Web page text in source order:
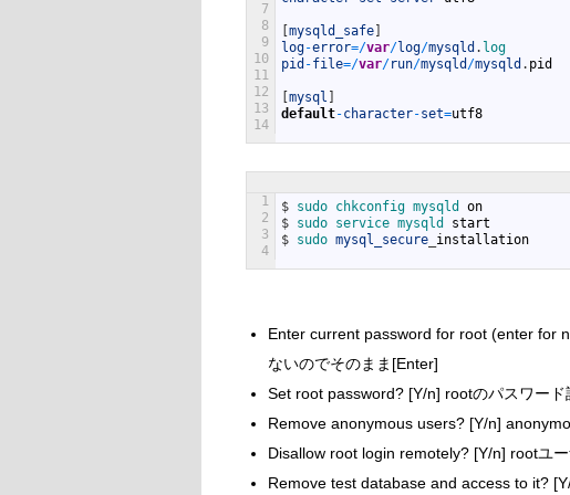
7
8
9
10
11
12
13
14
mysqld_safe
log-error=/var/log/mysqld . log
pid -file=/var/run/mysqld /mysqld . pid
mysql
default-character-set=utf8
1
2
3
4
$ sudo chkconfig mysqld on
$ sudo service mysqld start
$ sudo mysql_secure installation
Enter current password for root (enter for
ないのでそのまま[Enter]
Set root password? [Y/n] rootのパスワード
Remove anonymous users? [Y/n]
Disallow root login remotely? [Y/n] rootユ
Remove test database and access to it?